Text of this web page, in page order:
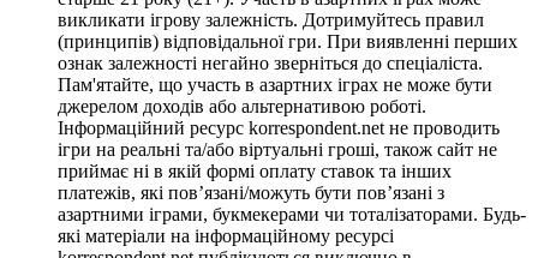
викликати ігрову залежність. Дотримуйтесь правил
(принципів) відповідальної гри. При виявленні перших
ознак залежності негайно зверніться до спеціаліста.
Пам'ятайте, що участь в азартних іграх не може бути
джерелом доходів або альтернативою роботі.
Інформаційний ресурс korrespondent.net не проводить
ігри на реальні та/або віртуальні гроші, також сайт не
приймає ні в якій формі оплату ставок та інших
платежів, які пов’язані/можуть бути пов’язані з
азартними іграми, букмекерами чи тоталізаторами. Будь-
які матеріали на інформаційному ресурсі